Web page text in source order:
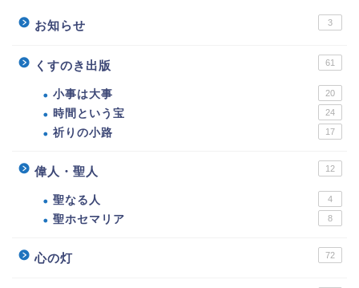
お知らせ 3
くすのき出版 61
小事は大事 20
時間という宝 24
祈りの小路 17
偉人・聖人 12
聖なる人 4
聖ホセマリア 8
心の灯 72